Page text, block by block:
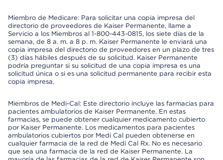
Miembro de Medicare: Para solicitar una copia impresa del
directorio de proveedores de Kaiser Permanente, llame a
Servicio a los Miembros al 1-800-443-0815, los siete días de la
semana, de 8 a. m. a 8 p. m. Kaiser Permanente le enviará una
copia impresa del directorio de proveedores en un plazo de tres
(3) días hábiles después de su solicitud. Kaiser Permanente
podría preguntar si su solicitud de una copia impresa es una
solicitud única o si es una solicitud permanente para recibir esta
copia impresa.
Miembros de Medi-Cal: Este directorio incluye las farmacias para
pacientes ambulatorios de Kaiser Permanente. En estas
farmacias, se puede obtener cualquier medicamento cubierto
por Kaiser Permanente. Los medicamentos para pacientes
ambulatorios cubiertos por Medi Cal pueden obtenerse en
cualquier farmacia de la red de Medi Cal Rx. No es necesario
que sea una farmacia de la red de Kaiser Permanente. La